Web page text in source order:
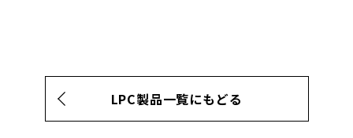
LPC製品一覧にもどる